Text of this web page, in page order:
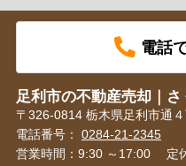
電話
足利市の不動産売却｜さ
〒326-0814 栃木県足利市通
電話番号： 0284-21-2345
営業時間：9:30 ～17:00
定